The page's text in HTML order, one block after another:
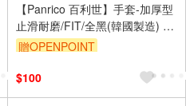
【Panrico 百利世】手套-加厚型
止滑耐磨/FIT/全黑(韓國製造) L
號
贈OPENPOINT
$100